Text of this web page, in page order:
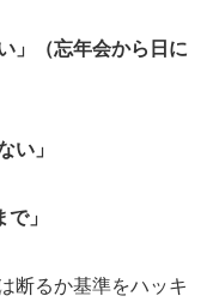
」（忘年会から日に
い」
」
断るか基準をハッキ